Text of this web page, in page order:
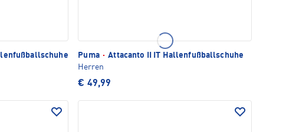
Puma · Attacanto II IT Hallenfußballschuhe
Herren
€ 49,99